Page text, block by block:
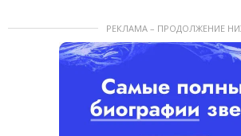
РЕКЛАМА – ПРОДОЛЖЕНИЕ